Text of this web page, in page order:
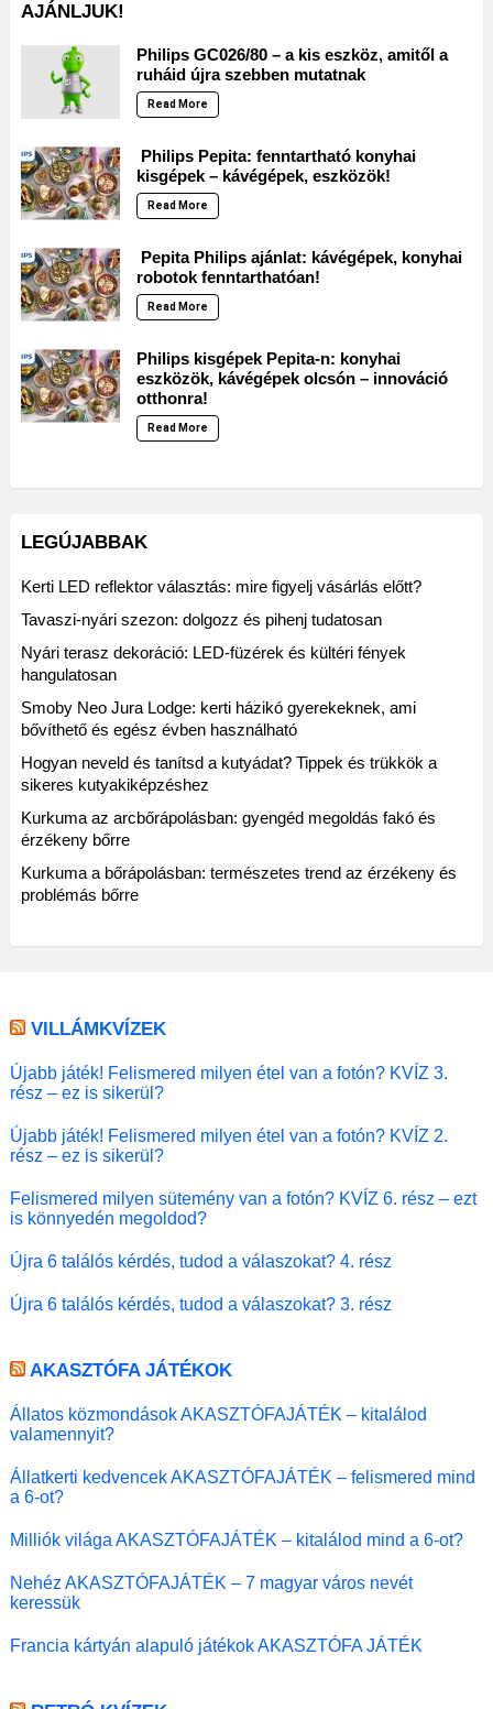
AJÁNLJUK!
Philips GC026/80 – a kis eszköz, amitől a
ruháid újra szebben mutatnak
Read More
Philips Pepita: fenntartható konyhai
kisgépek – kávégépek, eszközök!
Read More
Pepita Philips ajánlat: kávégépek, konyhai
robotok fenntarthatóan!
Read More
Philips kisgépek Pepita-n: konyhai
eszközök, kávégépek olcsón – innováció
otthonra!
Read More
LEGÚJABBAK
Kerti LED reflektor választás: mire figyelj vásárlás előtt?
Tavaszi-nyári szezon: dolgozz és pihenj tudatosan
Nyári terasz dekoráció: LED-füzérek és kültéri fények
hangulatosan
Smoby Neo Jura Lodge: kerti házikó gyerekeknek, ami
bővíthető és egész évben használható
Hogyan neveld és tanítsd a kutyádat? Tippek és trükkök a
sikeres kutyakiképzéshez
Kurkuma az arcbőrápolásban: gyengéd megoldás fakó és
érzékeny bőrre
Kurkuma a bőrápolásban: természetes trend az érzékeny és
problémás bőrre
VILLÁMKVÍZEK
Újabb játék! Felismered milyen étel van a fotón? KVÍZ 3.
rész – ez is sikerül?
Újabb játék! Felismered milyen étel van a fotón? KVÍZ 2.
rész – ez is sikerül?
Felismered milyen sütemény van a fotón? KVÍZ 6. rész – ezt
is könnyedén megoldod?
Újra 6 találós kérdés, tudod a válaszokat? 4. rész
Újra 6 találós kérdés, tudod a válaszokat? 3. rész
AKASZTÓFA JÁTÉKOK
Állatos közmondások AKASZTÓFAJÁTÉK – kitalálod
valamennyit?
Állatkerti kedvencek AKASZTÓFAJÁTÉK – felismered mind
a 6-ot?
Milliók világa AKASZTÓFAJÁTÉK – kitalálod mind a 6-ot?
Nehéz AKASZTÓFAJÁTÉK – 7 magyar város nevét
keressük
Francia kártyán alapuló játékok AKASZTÓFA JÁTÉK